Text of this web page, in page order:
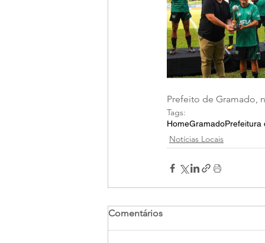
Prefeito de Gramado,
Tags:
HomeGramadoPrefeitura
Notícias Locais
Comentários